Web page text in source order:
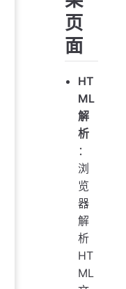
页
面
HT
ML
解
析
：
浏
览
器
解
析
HT
ML